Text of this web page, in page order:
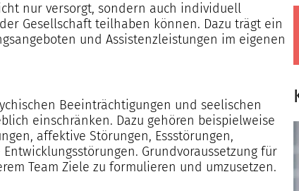
nur versorgt, sondern auch individuell
Gesellschaft teilhaben können. Dazu trägt ein
und Assistenzleistungen im eigenen
Beeinträchtigungen und seelischen
einschränken. Dazu gehören beispielweise
affektive Störungen, Essstörungen,
Grundvoraussetzung für
Team Ziele zu formulieren und umzusetzen.